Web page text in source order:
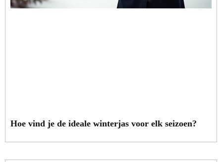
Hoe vind je de ideale winterjas voor elk seizoen?